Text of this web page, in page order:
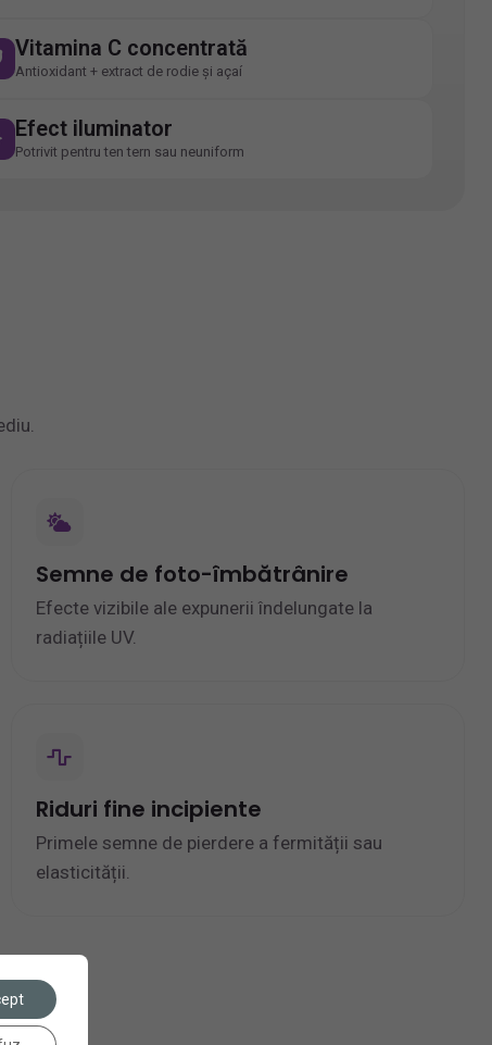
Vitamina C concentrată
Antioxidant + extract de rodie și açaí
Efect iluminator
Potrivit pentru ten tern sau neuniform
Semne de foto-îmbătrânire
Efecte vizibile ale expunerii îndelungate la
radiațiile UV.
Riduri fine incipiente
Primele semne de pierdere a fermității sau
elasticității.